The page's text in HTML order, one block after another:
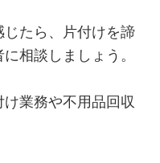
たら、片付けを諦
相談しましょう。
業務や不用品回収